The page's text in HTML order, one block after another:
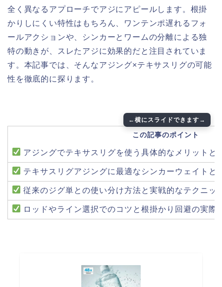
全く異なるアプローチでアジにアピールします。根掛
かりしにくい特性はもちろん、ワンテンポ遅れるフォ
ールアクションや、シンカーとワームの分離による独
特の動きが、スレたアジに効果的だと注目されていま
す。本記事では、そんなアジング×テキサスリグの可能
性を徹底的に探ります。
この記事のポイント
アジングでテキサスリグを使う具体的なメリットと
テキサスリグアジングに最適なシンカーウェイトと
従来のジグ単との使い分け方法と実戦的なテクニッ
ロッドやライン選択でのコツと根掛かり回避の実際